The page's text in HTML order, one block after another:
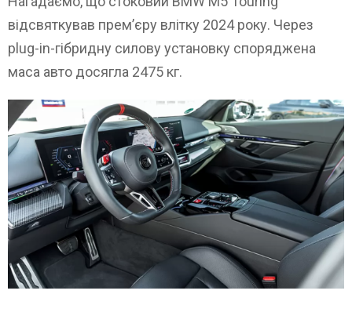
відсвяткував прем’єру влітку 2024 року. Через
plug-in-гібридну силову установку споряджена
маса авто досягла 2475 кг.